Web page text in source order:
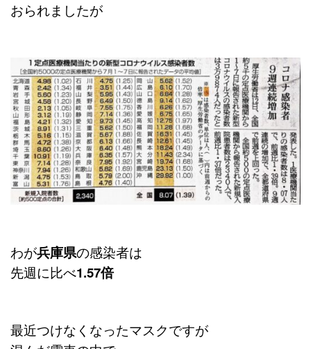
おられましたが
わが兵庫県の感染者は
先週に比べ1.57倍
最近つけなくなったマスクですが